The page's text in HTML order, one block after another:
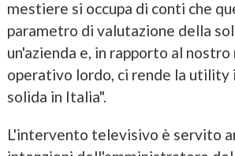
mestiere si occupa di conti che
parametro di valutazione della
un'azienda e, in rapporto al nostro
operativo lordo, ci rende la utility
solida in Italia".
L'intervento televisivo è servito